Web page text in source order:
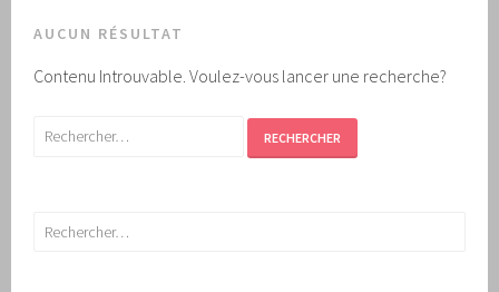
AUCUN RÉSULTAT
Contenu Introuvable. Voulez-vous lancer une recherche?
Rechercher :
Rechercher :